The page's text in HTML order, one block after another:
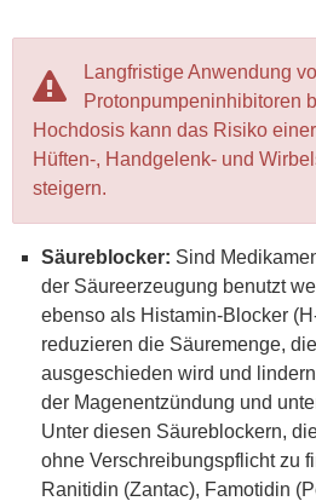
Langfristige Anwendung
Protonpumpeninhibitoren
Hochdosis kann das Risiko einer
Hüften-, Handgelenk- und
steigern.
Säureblocker: Sind
der Säureerzeugung benutzt
ebenso als Histamin-Blocker
reduzieren die Säuremenge,
ausgeschieden wird und
der Magenentzündung und
Unter diesen Säureblockern,
ohne Verschreibungspflicht zu
Ranitidin (Zantac), Famotidin